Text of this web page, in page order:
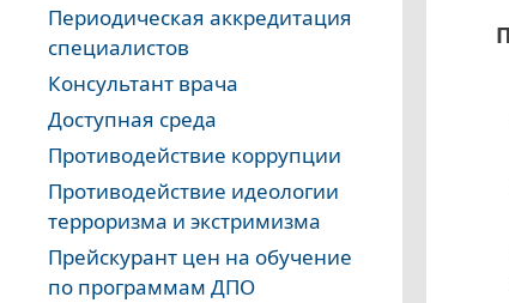
Периодическая аккредитация
специалистов
Консультант врача
Доступная среда
Противодействие коррупции
Противодействие идеологии
терроризма и экстримизма
Прейскурант цен на обучение
по программам ДПО